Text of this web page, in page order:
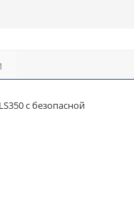
с безопасной